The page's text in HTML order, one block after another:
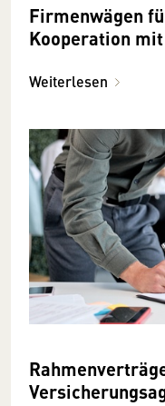
Firmenwägen
Kooperation
Weiterlesen